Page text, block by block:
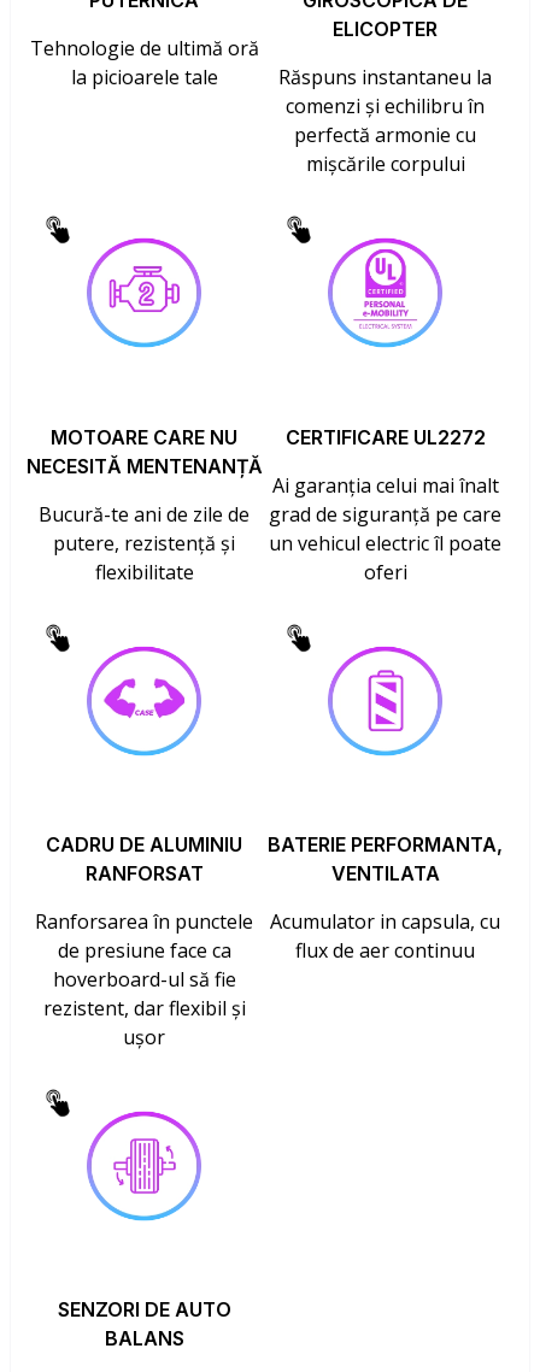
Tehnologie de ultimă oră
la picioarele tale
ELICOPTER
Răspuns instantaneu la
comenzi și echilibru în
perfectă armonie cu
mișcările corpului
MOTOARE CARE NU
NECESITĂ MENTENANȚĂ
Bucură-te ani de zile de
putere, rezistență și
flexibilitate
CERTIFICARE UL2272
Ai garanția celui mai înalt
grad de siguranță pe care
un vehicul electric îl poate
oferi
CADRU DE ALUMINIU
RANFORSAT
Ranforsarea în punctele
de presiune face ca
hoverboard-ul să fie
rezistent, dar flexibil și
ușor
BATERIE PERFORMANTA,
VENTILATA
Acumulator in capsula, cu
flux de aer continuu
SENZORI DE AUTO
BALANS